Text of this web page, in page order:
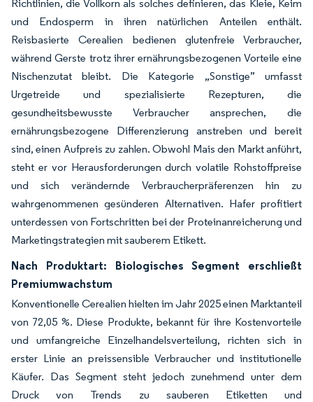
Richtlinien, die Vollkorn als solches definieren, das Kleie, Keim
und Endosperm in ihren natürlichen Anteilen enthält.
Reisbasierte Cerealien bedienen glutenfreie Verbraucher,
während Gerste trotz ihrer ernährungsbezogenen Vorteile eine
Nischenzutat bleibt. Die Kategorie „Sonstige” umfasst
Urgetreide und spezialisierte Rezepturen, die
gesundheitsbewusste Verbraucher ansprechen, die
ernährungsbezogene Differenzierung anstreben und bereit
sind, einen Aufpreis zu zahlen. Obwohl Mais den Markt anführt,
steht er vor Herausforderungen durch volatile Rohstoffpreise
und sich verändernde Verbraucherpräferenzen hin zu
wahrgenommenen gesünderen Alternativen. Hafer profitiert
unterdessen von Fortschritten bei der Proteinanreicherung und
Marketingstrategien mit sauberem Etikett.
Nach Produktart: Biologisches Segment erschließt
Premiumwachstum
Konventionelle Cerealien hielten im Jahr 2025 einen Marktanteil
von 72,05 %. Diese Produkte, bekannt für ihre Kostenvorteile
und umfangreiche Einzelhandelsverteilung, richten sich in
erster Linie an preissensible Verbraucher und institutionelle
Käufer. Das Segment steht jedoch zunehmend unter dem
Druck von Trends zu sauberen Etiketten und